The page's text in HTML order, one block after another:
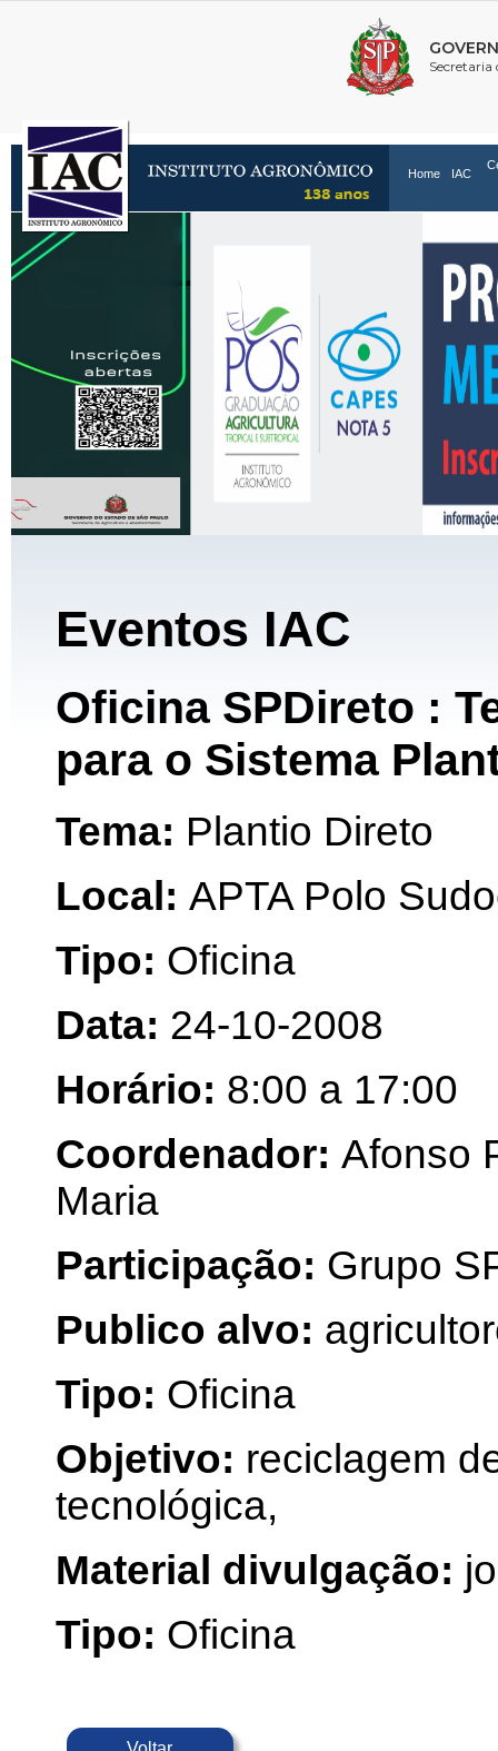
Home IAC
Eventos IAC
Oficina SPDireto :
para o Sistema
Tema: Plantio Direto
Local: APTA Polo
Tipo: Oficina
Data: 24-10-2008
Horário: 8:00 a 17:00
Coordenador: Afonso
Maria
Participação: Grupo
Publico alvo:
Tipo: Oficina
Objetivo: reciclagem
tecnológica,
Material divulgação:
Tipo: Oficina